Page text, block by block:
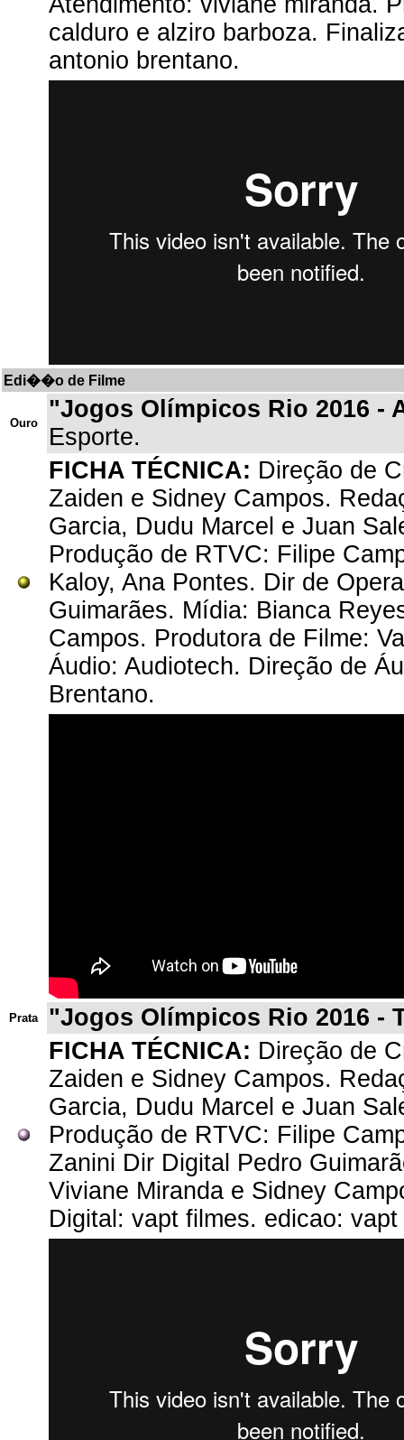
calduro e alziro barboza.
antonio brentano.
Edi��o de Filme
Ouro
"Jogos Olímpicos Rio 2016 -
Esporte.
FICHA TÉCNICA: Direção de
Zaiden e Sidney Campos.
Garcia, Dudu Marcel e Juan
Produção de RTVC: Filipe
Kaloy, Ana Pontes. Dir de
Guimarães. Mídia: Bianca
Campos. Produtora de Filme:
Áudio: Audiotech. Direção de
Brentano.
Prata
"Jogos Olímpicos Rio 2016 -
FICHA TÉCNICA: Direção de
Zaiden e Sidney Campos.
Garcia, Dudu Marcel e Juan
Produção de RTVC: Filipe
Zanini Dir Digital Pedro
Viviane Miranda e Sidney
Digital: vapt filmes. edicao: